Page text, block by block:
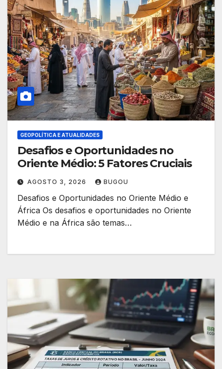
GEOPOLÍTICA E ATUALIDADES
Desafios e Oportunidades no
Oriente Médio: 5 Fatores Cruciais
AGOSTO 3, 2026 BUGOU
Desafios e Oportunidades no Oriente Médio e
África Os desafios e oportunidades no Oriente
Médio e na África são temas…